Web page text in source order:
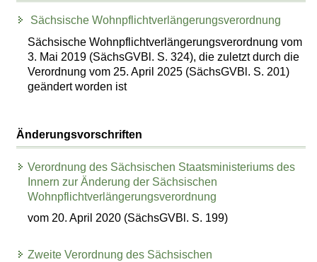
Sächsische Wohnpflichtverlängerungsverordnung
Sächsische Wohnpflichtverlängerungsverordnung vom
3. Mai 2019 (SächsGVBl. S. 324), die zuletzt durch die
Verordnung vom 25. April 2025 (SächsGVBl. S. 201)
geändert worden ist
Änderungsvorschriften
Verordnung des Sächsischen Staatsministeriums des
Innern zur Änderung der Sächsischen
Wohnpflichtverlängerungsverordnung
vom 20. April 2020 (SächsGVBl. S. 199)
Zweite Verordnung des Sächsischen